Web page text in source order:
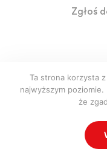
Zgłoś
© Polada. Polska
Ta strona korzysta
najwyższym
że